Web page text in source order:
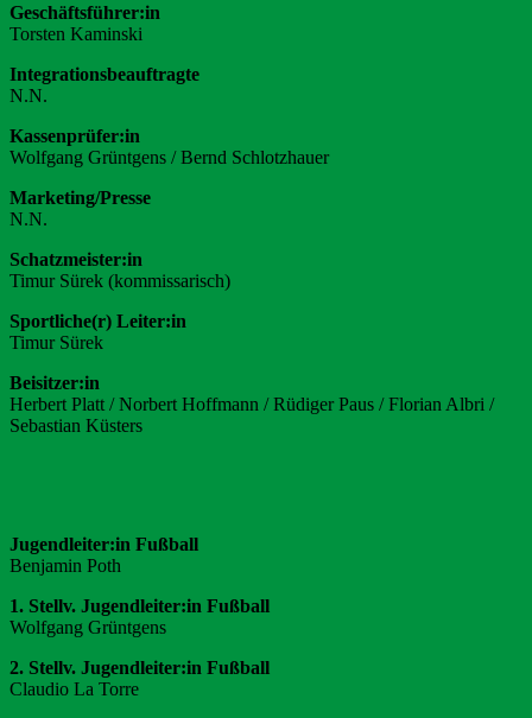
Geschäftsführer:in
Torsten Kaminski
Integrationsbeauftragte
N.N.
Kassenprüfer:in
Wolfgang Grüntgens / Bernd Schlotzhauer
Marketing/Presse
N.N.
Schatzmeister:in
Timur Sürek (kommissarisch)
Sportliche(r) Leiter:in
Timur Sürek
Beisitzer:in
Herbert Platt / Norbert Hoffmann / Rüdiger Paus / Florian Albri /
Sebastian Küsters
Jugendleiter:in Fußball
Benjamin Poth
1. Stellv. Jugendleiter:in Fußball
Wolfgang Grüntgens
2. Stellv. Jugendleiter:in Fußball
Claudio La Torre